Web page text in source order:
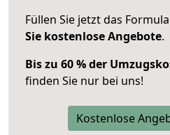
Füllen Sie jetzt das
Sie kostenlose Angebote.
Bis zu 60 % der
finden Sie nur bei uns!
Kostenlose